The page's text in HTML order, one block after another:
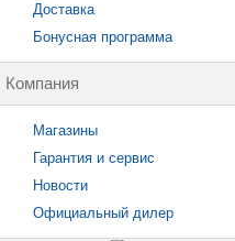
Доставка
Бонусная программа
Компания
Магазины
Гарантия и сервис
Новости
Официальный дилер